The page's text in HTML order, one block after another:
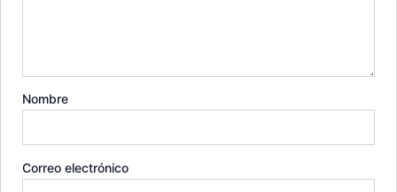
Nombre
Correo electrónico